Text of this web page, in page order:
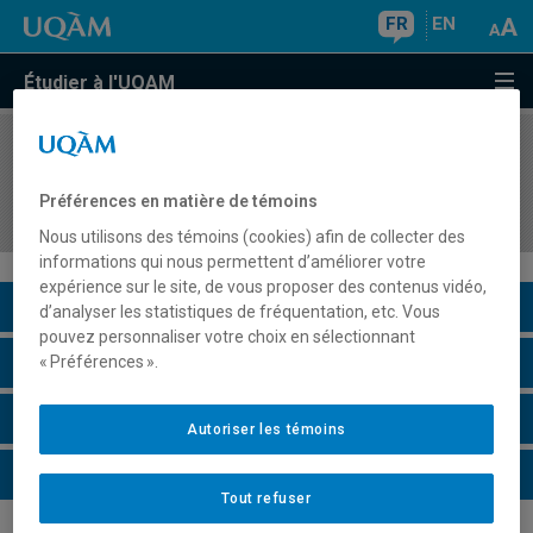
FR EN
Étudier à l'UQAM
COURS//
dirigées
Description du cours
Horaire - Été 2026
Horaire - Automne 2026
Horaire - Hiver 2027
Préférences en matière de témoins
Nous utilisons des témoins (cookies) afin de collecter des
informations qui nous permettent d’améliorer votre
expérience sur le site, de vous proposer des contenus vidéo,
d’analyser les statistiques de fréquentation, etc. Vous
pouvez personnaliser votre choix en sélectionnant
« Préférences ».
Tout refuser
Autoriser les témoins